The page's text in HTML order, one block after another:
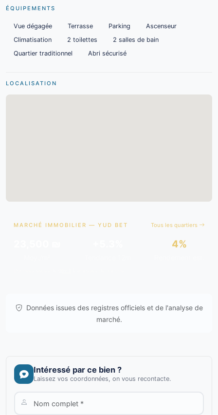
ÉQUIPEMENTS
Vue dégagée Terrasse Parking
Ascenseur
Climatisation
2 toilettes
2 salles de bain
Quartier traditionnel
Abri sécurisé
LOCALISATION
MARCHÉ IMMOBILIER — YUD BET Tous les quartiers
4%
Données issues des registres officiels et de l'analyse de
marché.
Intéressé par ce bien ?
Laissez vos coordonnées, on vous recontacte.